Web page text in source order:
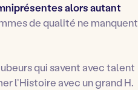
alors autant
de qualité ne manquent
qui savent avec talent
l’Histoire avec un grand H.